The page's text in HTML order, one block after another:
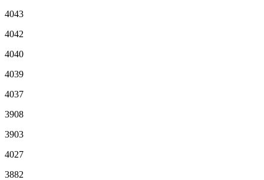
4043
4042
4040
4039
4037
3908
3903
4027
3882